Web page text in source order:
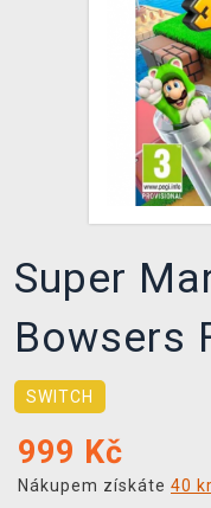
TCG &
VÝKUP HER
Super
Bowsers
SWITCH
999 Kč
Nákupem získáte 40